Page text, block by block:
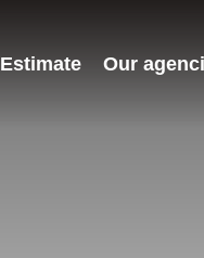
Estimate Our